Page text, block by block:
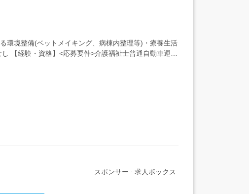
環境整備(ベットメイキング、病棟内整理等)・療養生活
【経験・資格】<応募要件>介護福祉士普通自動車運転
スポンサー : 求人ボックス